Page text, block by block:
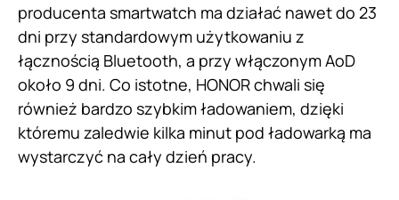
producenta smartwatch ma działać nawet do 23
dni przy standardowym użytkowaniu z
łącznością Bluetooth, a przy włączonym AoD
około 9 dni. Co istotne, HONOR chwali się
również bardzo szybkim ładowaniem, dzięki
któremu zaledwie kilka minut pod ładowarką ma
wystarczyć na cały dzień pracy.